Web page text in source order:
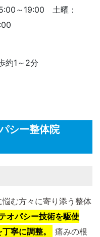
～19:00 土曜：
約1～2分
シー整体院
む方々に寄り添う整体
オパシー技術を駆使
寧に調整。
痛みの根